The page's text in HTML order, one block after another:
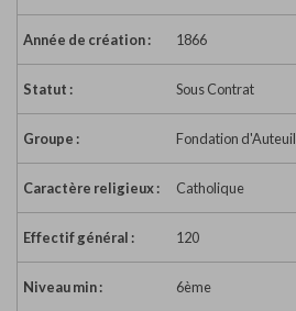
Année de création : 1866
Statut : Sous Contrat
Groupe : Fondation d'Auteuil
Caractère religieux : Catholique
Effectif général : 120
Niveau min : 6ème